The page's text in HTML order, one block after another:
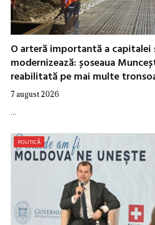
O arteră importantă a capitalei
modernizează: șoseaua
reabilitată pe mai multe
7 august 2026
…
POLITICĂ